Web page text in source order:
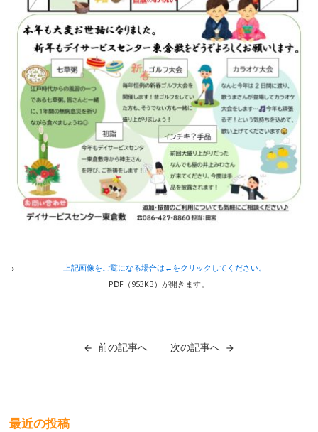
上記画像をご覧になる場合は←をクリックしてください。
PⅮF（953KB）が開きます。
前の記事へ 次の記事へ
最近の投稿